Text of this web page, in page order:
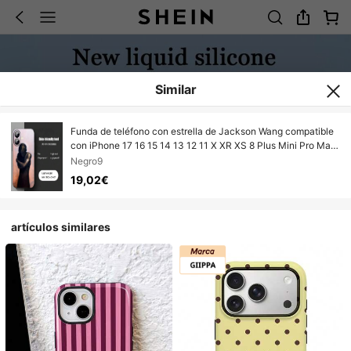
Similar
Funda de teléfono con estrella de Jackson Wang compatible
con iPhone 17 16 15 14 13 12 11 X XR XS 8 Plus Mini Pro Max,
funda suave y resistente a los golpes de color negro
Negro9
19,02€
artículos similares